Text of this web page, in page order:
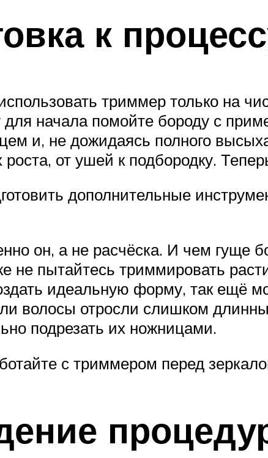
к
триммер только на
начала помойте бороду с
и, не дожидаясь полного
от ушей к подбородку.
дополнительные
он, а не расчёска. И чем гуще
не пытайтесь триммировать
идеальную форму, так ещё
волосы отросли слишком
подрезать их ножницами.
с триммером перед